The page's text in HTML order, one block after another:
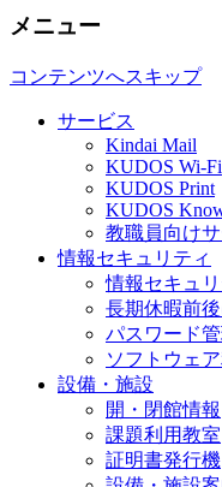
メニュー
コンテンツへスキップ
サービス
Kindai Mail
KUDOS Wi-Fi
KUDOS Print
KUDOS
教職員向け
情報セキュリティ
情報セキュ
長期休暇前
パスワード
ソフトウェ
設備・施設
開・閉館情報
課題利用教室
証明書発行機